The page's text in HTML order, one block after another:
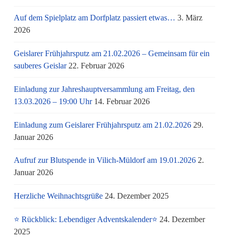
Auf dem Spielplatz am Dorfplatz passiert etwas… 3. März
2026
Geislarer Frühjahrsputz am 21.02.2026 – Gemeinsam für ein
sauberes Geislar 22. Februar 2026
Einladung zur Jahreshauptversammlung am Freitag, den
13.03.2026 – 19:00 Uhr 14. Februar 2026
Einladung zum Geislarer Frühjahrsputz am 21.02.2026 29.
Januar 2026
Aufruf zur Blutspende in Vilich-Müldorf am 19.01.2026 2.
Januar 2026
Herzliche Weihnachtsgrüße 24. Dezember 2025
⭐ Rückblick: Lebendiger Adventskalender⭐ 24. Dezember
2025